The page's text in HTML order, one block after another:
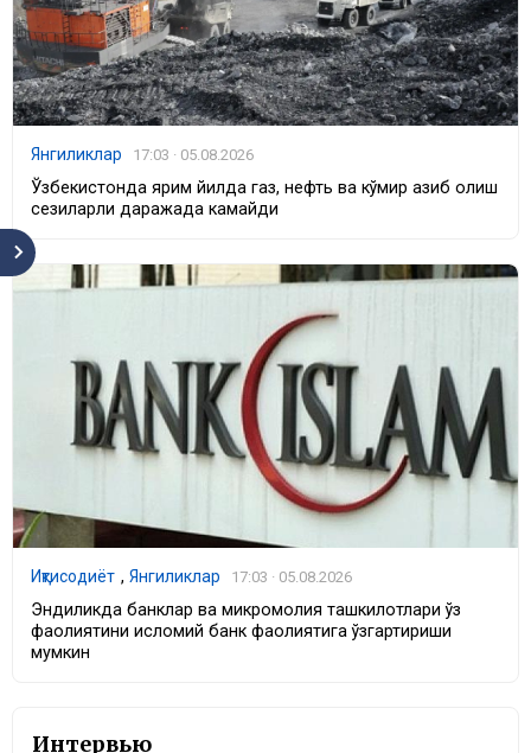
Янгиликлар 17:03 · 05.08.2026
Ўзбекистонда ярим йилда газ, нефть ва кўмир қазиб олиш
сезиларли даражада камайди
Иқтисодиёт , Янгиликлар 17:03 · 05.08.2026
Эндиликда банклар ва микромолия ташкилотлари ўз
фаолиятини исломий банк фаолиятига ўзгартириши
мумкин
Интервью